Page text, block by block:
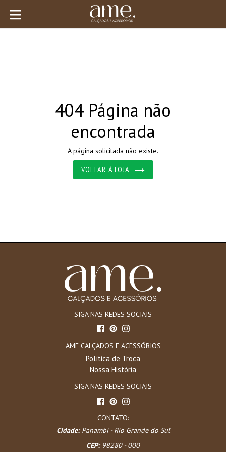
para
o expandir/colapsar
404 Página não
encontrada
A página solicitada não existe.
VOLTAR À LOJA
SIGA NAS REDES SOCIAIS
FacebookPinterestInstagram
AME CALÇADOS E ACESSÓRIOS
Política de Troca
Nossa História
SIGA NAS REDES SOCIAIS
FacebookPinterestInstagram
CONTATO:
Cidade:Panambi - Rio Grande do Sul
CEP:98280 - 000